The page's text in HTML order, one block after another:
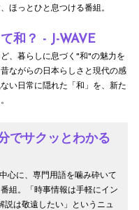
ほっとひと息つける番組。
和？ - J-WAVE
、暮らしに息づく"和"の魅力を
ながらの日本らしさと現代の感
い日常に隠れた「和」を、新た
でサクッとわかる
心に、専門用語を噛み砕いて
組。「時事情報は手軽にイン
説は敬遠したい」というニュ